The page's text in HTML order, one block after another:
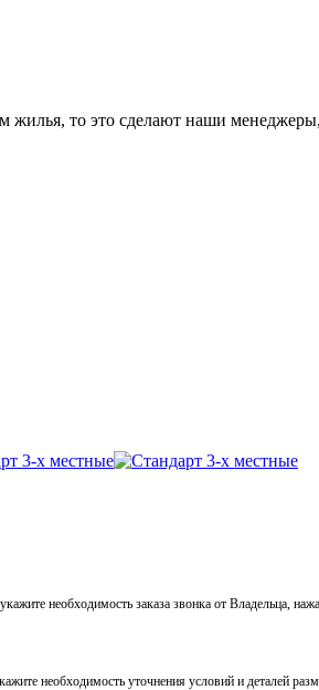
жилья, то это сделают наши
укажите необходимость заказа звонка от Владельца,
необходимость уточнения условий и деталей